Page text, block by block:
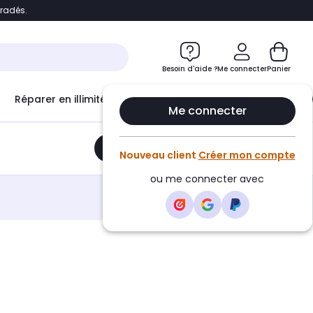
Accéder directement au chatbot
Besoin d'aide ?Me connecter
Me connecter
Nouveau client Créer mon compte
ou me connecter avec
Panier
Réparer en illimité avec Le Club Infinity
Ajouter au panier